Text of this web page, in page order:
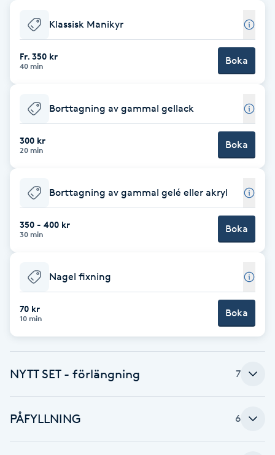
Babylights
Balayage
Barber
BIAB
Blowout
Brynfärgning
Bröllopsuppsättning
C
Klassisk Manikyr
Fr. 350 kr
40 min Boka
Borttagning av gammal gellack
300 kr
20 min Boka
Borttagning av gammal gelé eller akryl
350 - 400 kr
30 min Boka
Nagel fixning
70 kr
10 min Boka
NYTT SET - förlängning 7
PÅFYLLNING 6